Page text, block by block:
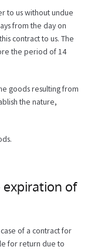
to us without undue
from the day on
contract to us. The
the period of 14
goods resulting from
the nature,
expiration of
of a contract for
for return due to